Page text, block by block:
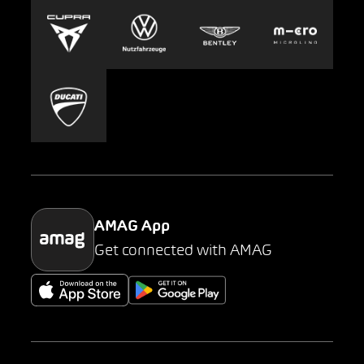
Europcar
Carsharing
Mobility-as-a-Service
Parking
Presse
AMAG App
Get connected with AMAG